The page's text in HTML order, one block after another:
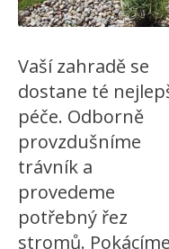
Vaší zahradě se
dostane té
péče. Odborně
provzdušníme
trávník a
provedeme
potřebný řez
stromů. Pokácíme